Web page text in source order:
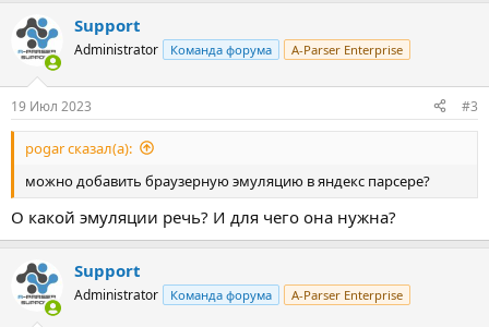
Support
Administrator Команда форума A-Parser Enterprise
19 Июл 2023 #3
pogar сказал(а):
можно добавить браузерную эмуляцию в яндекс парсере?
О какой эмуляции речь? И для чего она нужна?
Support
Administrator Команда форума A-Parser Enterprise